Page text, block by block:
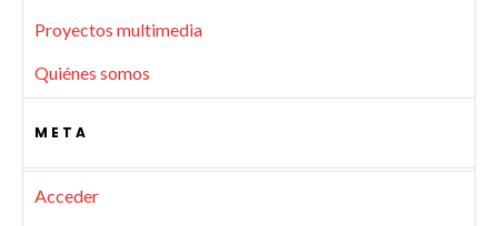
Proyectos multimedia
Quiénes somos
META
Acceder